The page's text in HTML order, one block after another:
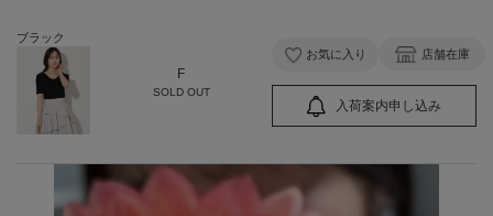
ブラック
F
SOLD OUT
お気に入り 店舗在庫
入荷案内申し込み